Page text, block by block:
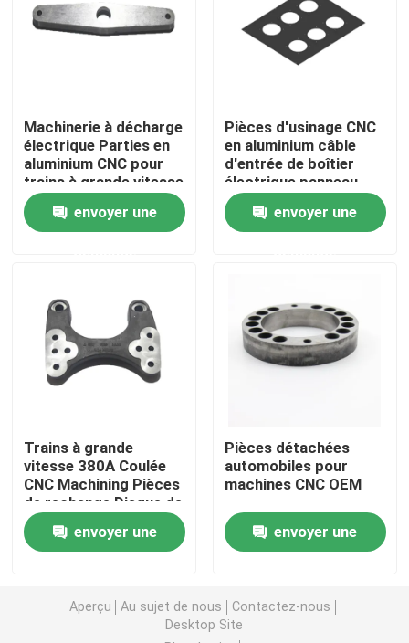
Fabrication d'enveloppes en tôle
Pièces de usinage de commande numérique par
Les pièces de moulage mécanique sous pression
Pièces de pliage en tôle
Laser en métal coupant des pièces
Pièces de fraisage CNC
Machinerie à décharge
électrique Parties en
aluminium CNC pour
trains à grande vitesse
envoyer une
Pièces d'usinage CNC
en aluminium câble
d'entrée de boîtier
électrique panneau
supérieur de
ventilationenvoyer une
Trains à grande
vitesse 380A Coulée
CNC Machining Pièces
de rechange Disque de
frein
envoyer une
Pièces détachées
automobiles pour
machines CNC OEM
envoyer une
Aperçu Au sujet de nous
Contactez-nous
Desktop Site